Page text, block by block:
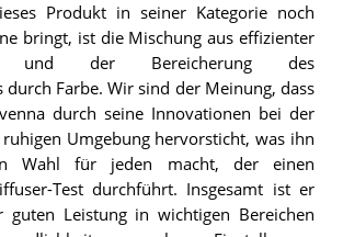
Produkt in seiner Kategorie noch
bringt, ist die Mischung aus effizienter
und der Bereicherung des
durch Farbe. Wir sind der Meinung, dass
durch seine Innovationen bei der
Umgebung hervorsticht, was ihn
Wahl für jeden macht, der einen
Test durchführt. Insgesamt ist er
guten Leistung in wichtigen Bereichen